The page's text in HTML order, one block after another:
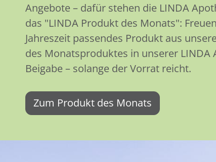
Angebote – dafür stehen die LINDA
das "LINDA Produkt des Monats":
Jahreszeit passendes Produkt aus
des Monatsproduktes in unserer
Beigabe – solange der Vorrat reicht.
Zum Produkt des Monats